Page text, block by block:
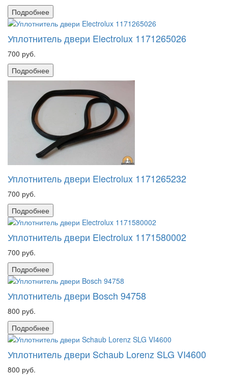
Подробнее
Уплотнитель двери Electrolux 1171265026
700 руб.
Подробнее
Уплотнитель двери Electrolux 1171265232
700 руб.
Подробнее
Уплотнитель двери Electrolux 1171580002
700 руб.
Подробнее
Уплотнитель двери Bosch 94758
800 руб.
Подробнее
Уплотнитель двери Schaub Lorenz SLG VI4600
800 руб.